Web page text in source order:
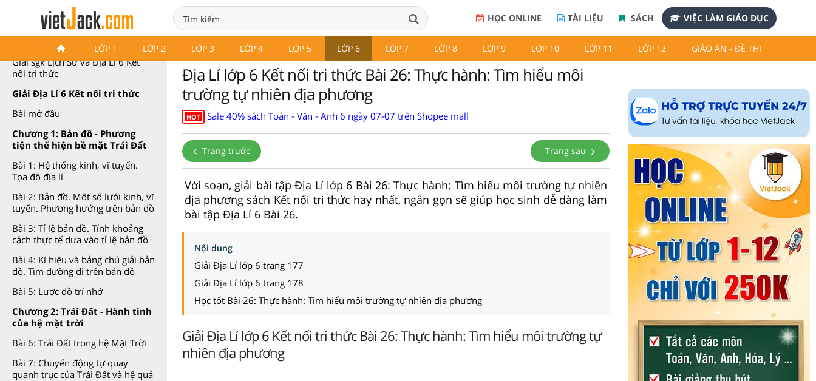
HỌC ONLINE TÀI LIỆU SÁCH VIỆC LÀM GIÁO DỤC
LỚP 1 LỚP 2 LỚP 3 LỚP 4 LỚP 5 LỚP 6 LỚP 7 LỚP 8 LỚP 9 LỚP 10 LỚP 11 LỚP 12 GIÁO ÁN - ĐỀ THI
Địa Lí 6 Kết nối tri thức
Giải sgk Lịch Sử và Địa Lí 6 Kết
nối tri thức
Giải Địa Lí 6 Kết nối tri thức
Bài mở đầu
Chương 1: Bản đồ - Phương
tiện thể hiện bề mặt Trái Đất
Bài 1: Hệ thống kinh, vĩ tuyến.
Tọa độ địa lí
Bài 2: Bản đồ. Một số lưới kinh, vĩ
tuyến. Phương hướng trên bản đồ
Bài 3: Tỉ lệ bản đồ. Tính khoảng
cách thực tế dựa vào tỉ lệ bản đồ
Bài 4: Kí hiệu và bảng chú giải bản
đồ. Tìm đường đi trên bản đồ
Bài 5: Lược đồ trí nhớ
Chương 2: Trái Đất - Hành tinh
của hệ mặt trời
Bài 6: Trái Đất trong hệ Mặt Trời
Bài 7: Chuyển động tự quay
quanh trục của Trái Đất và hệ quả
Địa Lí lớp 6 Kết nối tri thức Bài 26: Thực hành: Tìm hiểu môi
trường tự nhiên địa phương
HOT Sale 40% sách Toán - Văn - Anh 6 ngày 07-07 trên Shopee mall
Trang trước Trang sau
Với soạn, giải bài tập Địa Lí lớp 6 Bài 26: Thực hành: Tìm hiểu môi trường tự nhiên
địa phương sách Kết nối tri thức hay nhất, ngắn gọn sẽ giúp học sinh dễ dàng làm
bài tập Địa Lí 6 Bài 26.
Nội dung
Giải Địa Lí lớp 6 trang 177
Giải Địa Lí lớp 6 trang 178
Học tốt Bài 26: Thực hành: Tìm hiểu môi trường tự nhiên địa phương
Giải Địa Lí lớp 6 Kết nối tri thức Bài 26: Thực hành: Tìm hiểu môi trường tự
nhiên địa phương